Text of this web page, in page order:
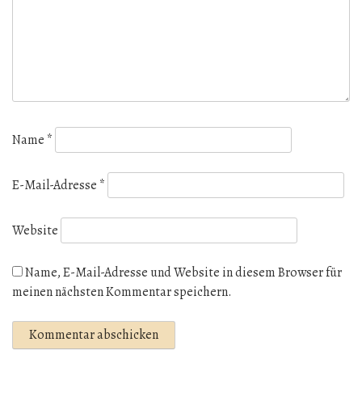
Name *
E-Mail-Adresse *
Website
Name, E-Mail-Adresse und Website in diesem Browser für
meinen nächsten Kommentar speichern.